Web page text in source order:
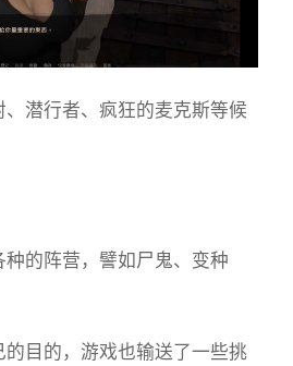
潜行者、疯狂的麦克斯等候
的阵营，譬如尸鬼、变种
目的，游戏也输送了一些挑